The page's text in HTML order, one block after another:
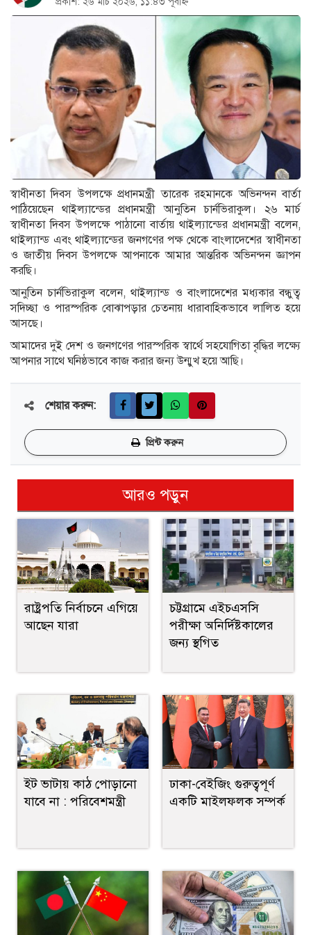
স্বাধীনতা দিবস উপলক্ষে প্রধানমন্ত্রী তারেক রহমানকে অভিনন্দন বার্তা
পাঠিয়েছেন থাইল্যান্ডের প্রধানমন্ত্রী আনুতিন চার্নভিরাকুল। ২৬ মার্চ
স্বাধীনতা দিবস উপলক্ষে পাঠানো বার্তায় থাইল্যান্ডের প্রধানমন্ত্রী বলেন,
থাইল্যান্ড এবং থাইল্যান্ডের জনগণের পক্ষ থেকে বাংলাদেশের স্বাধীনতা
ও জাতীয় দিবস উপলক্ষে আপনাকে আমার আন্তরিক অভিনন্দন জ্ঞাপন
করছি।
আনুতিন চার্নভিরাকুল বলেন, থাইল্যান্ড ও বাংলাদেশের মধ্যকার বন্ধুত্ব
সদিচ্ছা ও পারস্পরিক বোঝাপড়ার চেতনায় ধারাবাহিকভাবে লালিত হয়ে
আসছে।
আমাদের দুই দেশ ও জনগণের পারস্পরিক স্বার্থে সহযোগিতা বৃদ্ধির লক্ষ্যে
আপনার সাথে ঘনিষ্ঠভাবে কাজ করার জন্য উন্মুখ হয়ে আছি।
শেয়ার করুন:
প্রিন্ট করুন
আরও পড়ুন
রাষ্ট্রপতি নির্বাচনে এগিয়ে
আছেন যারা
চট্টগ্রামে এইচএসসি
পরীক্ষা অনির্দিষ্টকালের
জন্য স্থগিত
ইট ভাটায় কাঠ পোড়ানো
যাবে না : পরিবেশমন্ত্রী
ঢাকা-বেইজিং গুরুত্বপূর্ণ
একটি মাইলফলক সম্পর্ক